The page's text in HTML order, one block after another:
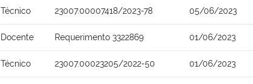
Técnico 23007.00007418/2023-78 05/06/2023
Docente Requerimento 3322869 01/06/2023
Técnico 23007.00023205/2022-50 01/06/2023